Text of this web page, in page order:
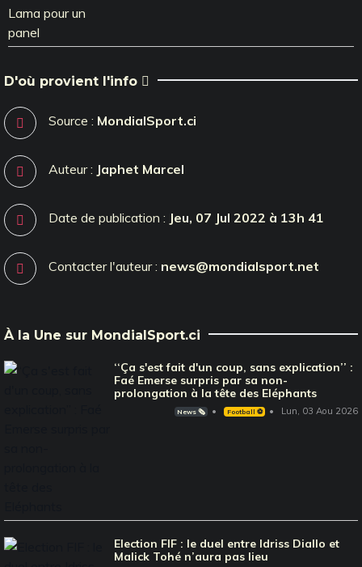
D'où provient l'info
Source : MondialSport.ci
Auteur : Japhet Marcel
Date de publication : Jeu, 07 Jul 2022 à 13h 41
Contacter l'auteur : news@mondialsport.net
À la Une sur MondialSport.ci
‘‘Ça s'est fait d'un coup, sans explication’’ :
Faé Emerse surpris par sa non-
prolongation à la tête des Eléphants
News 🗞️ Football ⚽️ Lun, 03 Aou 2026
Election FIF : le duel entre Idriss Diallo et
Malick Tohé n’aura pas lieu